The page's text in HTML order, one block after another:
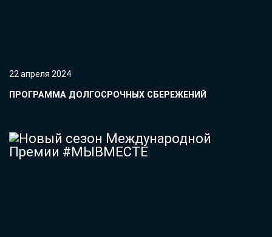
22 апреля 2024
ПРОГРАММА ДОЛГОСРОЧНЫХ СБЕРЕЖЕНИЙ